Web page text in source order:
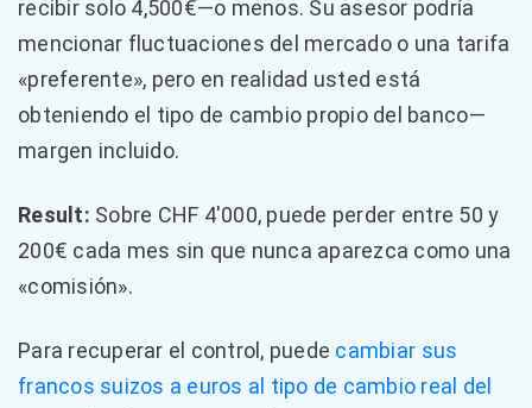
recibir solo 4,500€—o menos. Su asesor podría
mencionar fluctuaciones del mercado o una tarifa
«preferente», pero en realidad usted está
obteniendo el tipo de cambio propio del banco—
margen incluido.
Result: Sobre CHF 4'000, puede perder entre 50 y
200€ cada mes sin que nunca aparezca como una
«comisión».
Para recuperar el control, puede cambiar sus
francos suizos a euros al tipo de cambio real del